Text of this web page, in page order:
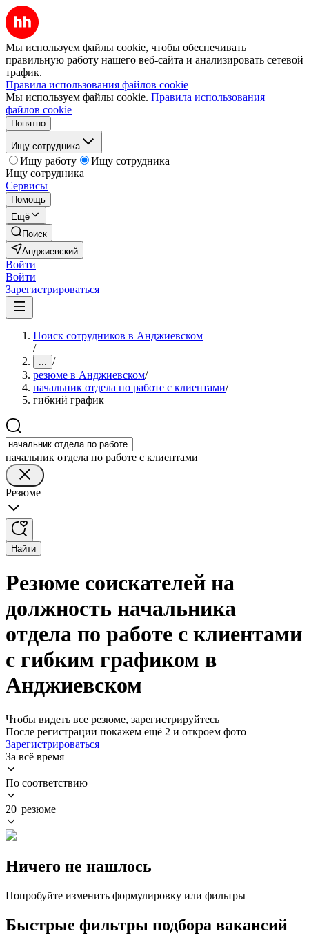
Мы используем файлы cookie, чтобы обеспечивать
правильную работу нашего веб-сайта и анализировать сетевой
трафик.
Правила использования файлов cookie
Мы используем файлы cookie. Правила использования
файлов cookie
Понятно
Ищу сотрудника
Ищу работу
Ищу сотрудника
Ищу сотрудника
Сервисы
Помощь
Ещё
Поиск
Анджиевский
Войти
Войти
Зарегистрироваться
Поиск сотрудников в Анджиевском
/
... /
резюме в Анджиевском/
начальник отдела по работе с клиентами/
гибкий график
начальник отдела по работе с клиентами
Резюме
Найти
Резюме соискателей на
должность начальника
отдела по работе с клиентами
с гибким графиком в
Анджиевском
Чтобы видеть все резюме, зарегистрируйтесь
После регистрации покажем ещё 2 и откроем фото
Зарегистрироваться
За всё время
По соответствию
20 резюме
Ничего не нашлось
Попробуйте изменить формулировку или фильтры
Быстрые фильтры подбора вакансий